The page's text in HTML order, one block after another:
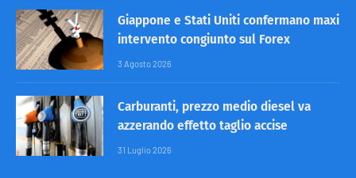
Giappone e Stati Uniti confermano maxi
intervento congiunto sul Forex
3 Agosto 2026
Carburanti, prezzo medio diesel va
azzerando effetto taglio accise
31 Luglio 2026